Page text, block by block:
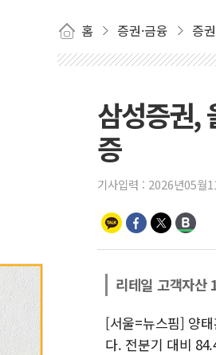
홈 증권·금융 증권
삼성증권,
증
기사입력 : 2026년05월
리테일 고객자산
[서울=뉴스핌] 양
다. 전분기 대비